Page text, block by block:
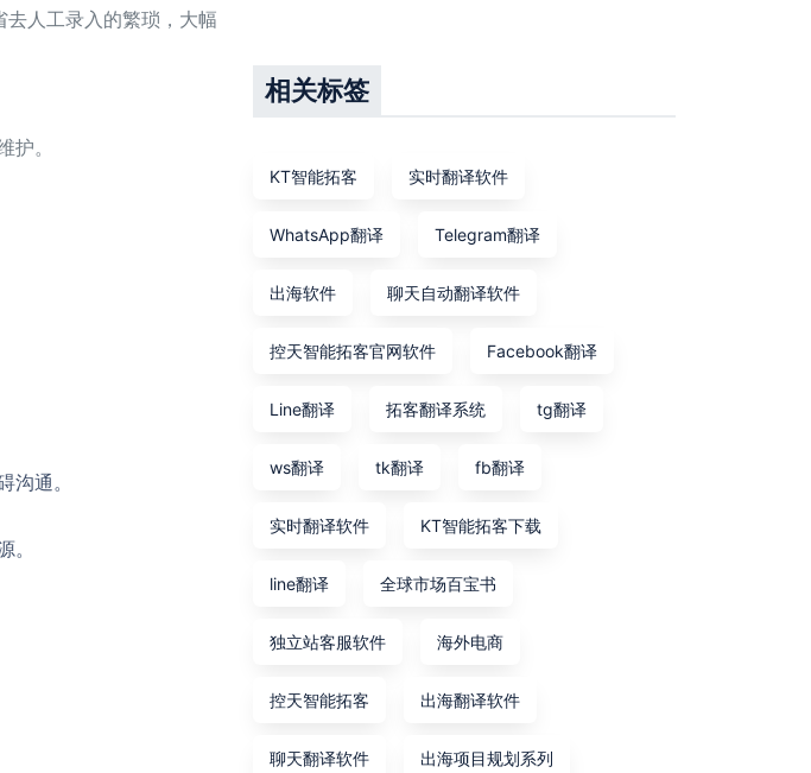
人工录入的繁琐，大幅
护。
沟通。
。
相关标签
KT智能拓客 实时翻译软件
WhatsApp翻译 Telegram翻译
出海软件 聊天自动翻译软件
控天智能拓客官网软件 Facebook翻译
Line翻译 拓客翻译系统 tg翻译
ws翻译 tk翻译 fb翻译
实时翻译软件 KT智能拓客下载
line翻译 全球市场百宝书
独立站客服软件 海外电商
控天智能拓客 出海翻译软件
聊天翻译软件 出海项目规划系列